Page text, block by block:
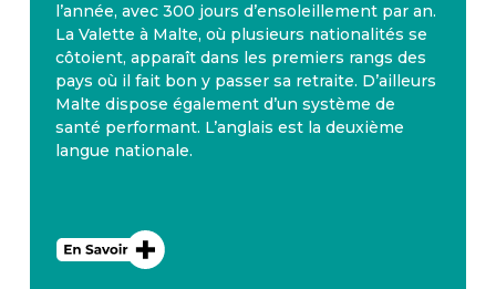
l’année, avec 300 jours d’ensoleillement par an.
La Valette à Malte, où plusieurs nationalités se
côtoient, apparaît dans les premiers rangs des
pays où il fait bon y passer sa retraite. D’ailleurs
Malte dispose également d’un système de
santé performant. L’anglais est la deuxième
langue nationale.